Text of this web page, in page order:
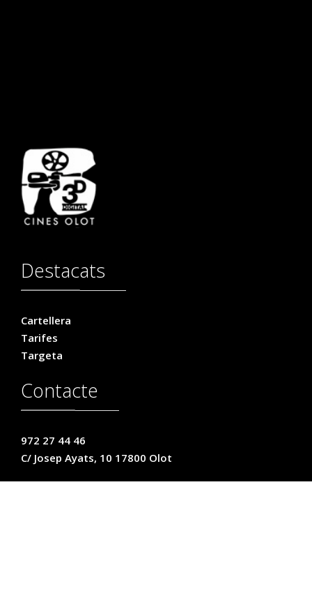
Destacats
Cartellera
Tarifes
Targeta
Contacte
972 27 44 46
C/ Josep Ayats, 10 17800 Olot